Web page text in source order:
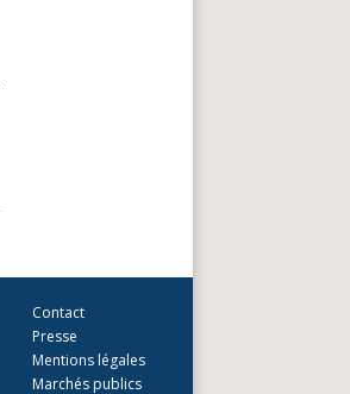
Contact
Presse
Mentions légales
Marchés publics